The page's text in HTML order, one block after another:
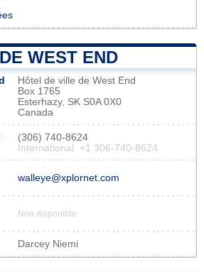
WEST END
Hôtel de ville de West End
Box 1765
Esterhazy, SK S0A 0X0
Canada
(306) 740-8624
International: +1 306-740-8624
walleye@xplornet.com
Non disponible
Darcey Niemi